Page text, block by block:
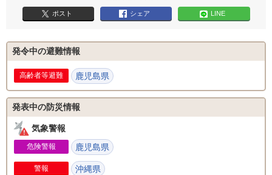
ポスト シェア LINE
発令中の避難情報
鹿児島県
発表中の防災情報
気象警報
危険警報 鹿児島県
警報 沖縄県